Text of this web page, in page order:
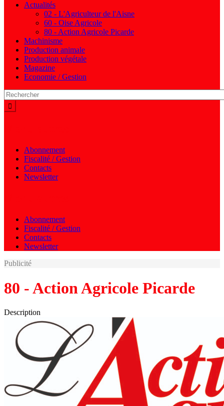
Actualités
02 - L'Agriculteur de l'Aisne
60 - Oise Agricole
80 - Action Agricole Picarde
Machinisme
Production animale
Production végétale
Magazine
Economie / Gestion
Abonnement
Fiscalité / Gestion
Contacts
Newsletter
Abonnement
Fiscalité / Gestion
Contacts
Newsletter
Publicité
80 - Action Agricole Picarde
Description